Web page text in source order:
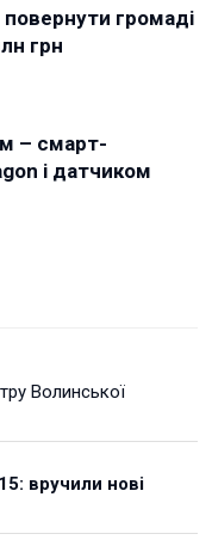
громаді
грн
– смарт-
і датчиком
Волинської
вручили нові